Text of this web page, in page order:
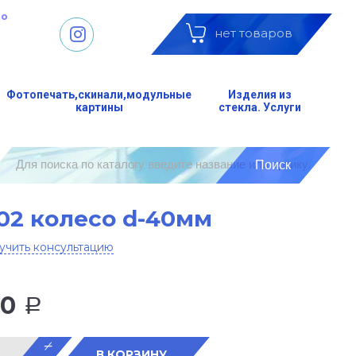
нет товаров
Фотопечать,скинали,модульные
картины
Изделия из
стекла. Услуги
колесо d-40мм
консультацию
Р